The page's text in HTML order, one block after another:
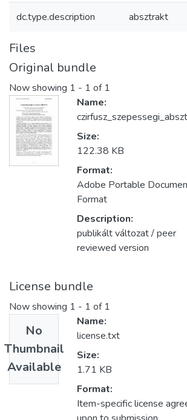
dc.type.description absztrakt
Files
Original bundle
Now showing 1 - 1 of 1
Name:
Size:
122.38 KB
Format:
Adobe Portable
Format
Description:
publikált változat / peer
reviewed version
License bundle
Now showing 1 - 1 of 1
No
Thumbnail
Available
Name:
license.txt
Size:
1.71 KB
Format:
Item-specific license